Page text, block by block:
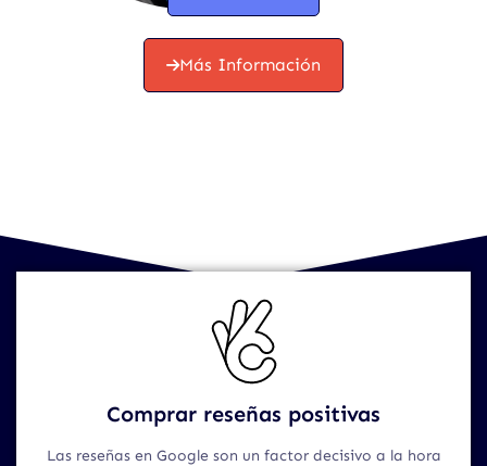
Más Información
Comprar reseñas positivas
Las reseñas en Google son un factor decisivo a la hora